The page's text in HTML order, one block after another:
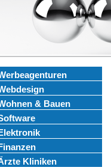
& Bauen
Kliniken